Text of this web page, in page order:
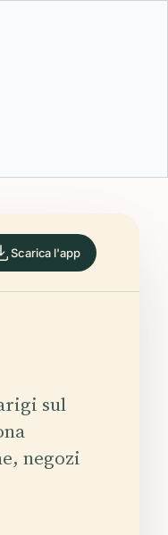
Scarica l'app
sul
negozi